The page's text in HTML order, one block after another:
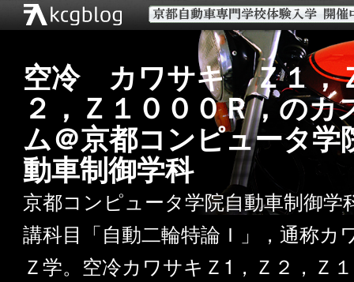
空冷 カワサキ Ｚ１，
２，Ｚ１０００Ｒ，のカ
ム＠京都コンピュータ学
動車制御学科
京都コンピュータ学院自動車制御学
講科目「自動二輪特論Ｉ」，通称カ
Ｚ学。空冷カワサキＺ1，Ｚ２，Ｚ